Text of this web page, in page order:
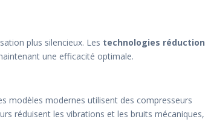
plus silencieux. Les technologies réduction
une efficacité optimale.
modèles modernes utilisent des compresseurs
réduisent les vibrations et les bruits mécaniques,